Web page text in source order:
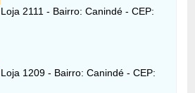
2111 - Bairro: Canindé - CEP:
1209 - Bairro: Canindé - CEP: